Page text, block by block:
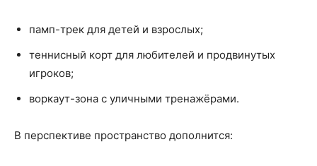
памп-трек для детей и взрослых;
теннисный корт для любителей и продвинутых
игроков;
воркаут-зона с уличными тренажёрами.
В перспективе пространство дополнится: